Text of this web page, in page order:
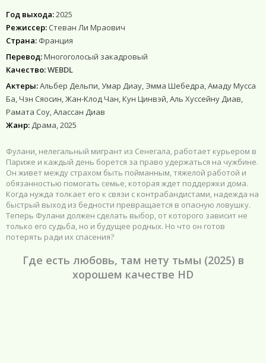
Год выхода:2025
Режиссер: Стеван Ли Мраович
Страна: Франция
Перевод:Многоголосый закадровый
Качество:WEBDL
Актеры:Альбер Дельпи, Умар Диау, Эмма Шебедра, Амаду Мусса
Ба, Чэн Сяосин, Жан-Клод Чан, Кун Цинвэй, Аль Хуссейну Диав,
Рамата Соу, Алассан Диав
Жанр: Драма, 2025
Фулани, нелегальный мигрант из Сенегала, работает курьером в
Париже и каждый день борется за право удержаться на чужбине.
Он живет между страхом быть пойманным, тяжелой работой и
обязанностью помогать семье, которая ждет поддержки дома.
Когда нужда толкает его к связи с контрабандистами, надежда на
быстрый выход из бедности превращается в опасную ловушку.
Теперь Фулани должен сделать выбор, от которого зависит не
только его судьба, но и будущее родных. Но что он готов
потерять ради их спасения?
Где есть любовь, там нету тьмы (2025) в
хорошем качестве HD